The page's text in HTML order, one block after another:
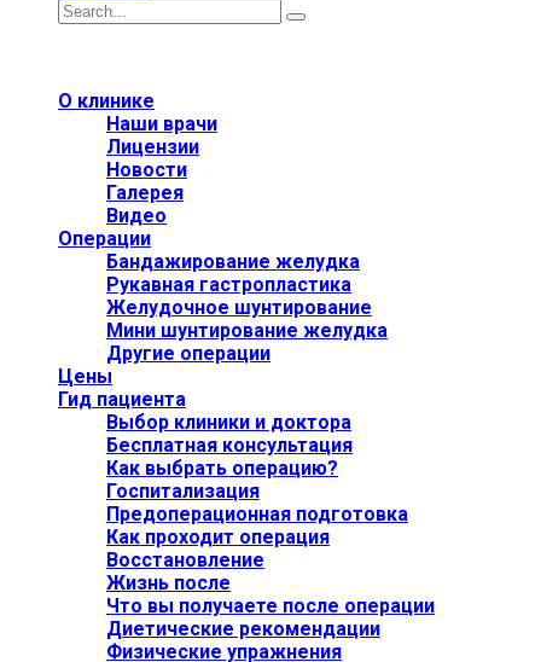
О клинике
Наши врачи
Лицензии
Новости
Галерея
Видео
Операции
Бандажирование желудка
Рукавная гастропластика
Желудочное шунтирование
Мини шунтирование желудка
Другие операции
Цены
Гид пациента
Выбор клиники и доктора
Бесплатная консультация
Как выбрать операцию?
Госпитализация
Предоперационная подготовка
Как проходит операция
Восстановление
Жизнь после
Что вы получаете после операции
Диетические рекомендации
Физические упражнения